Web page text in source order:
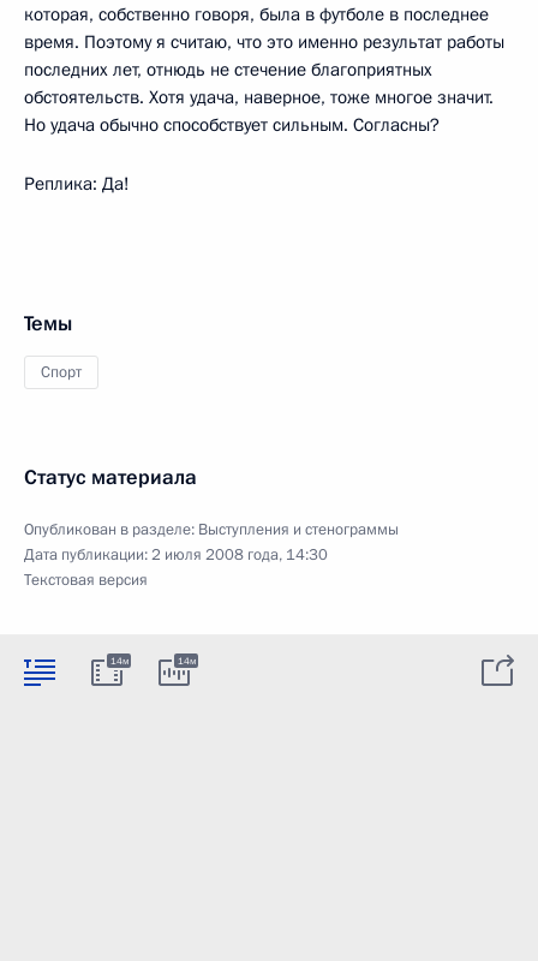
которая, собственно говоря, была в футболе в последнее
время. Поэтому я считаю, что это именно результат работы
последних лет, отнюдь не стечение благоприятных
обстоятельств. Хотя удача, наверное, тоже многое значит.
Но удача обычно способствует сильным. Согласны?
Реплика: Да!
Темы
Спорт
Статус материала
Опубликован в разделе: Выступления и стенограммы
Дата публикации:2 июля 2008 года, 14:30
Текстовая версия
14м 14м